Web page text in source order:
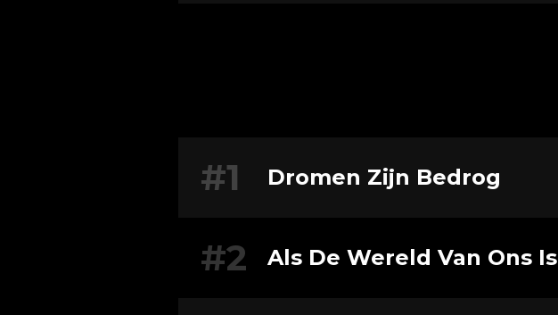
#1 Dromen Zijn Bedrog
#2 Als De Wereld Van Ons Is